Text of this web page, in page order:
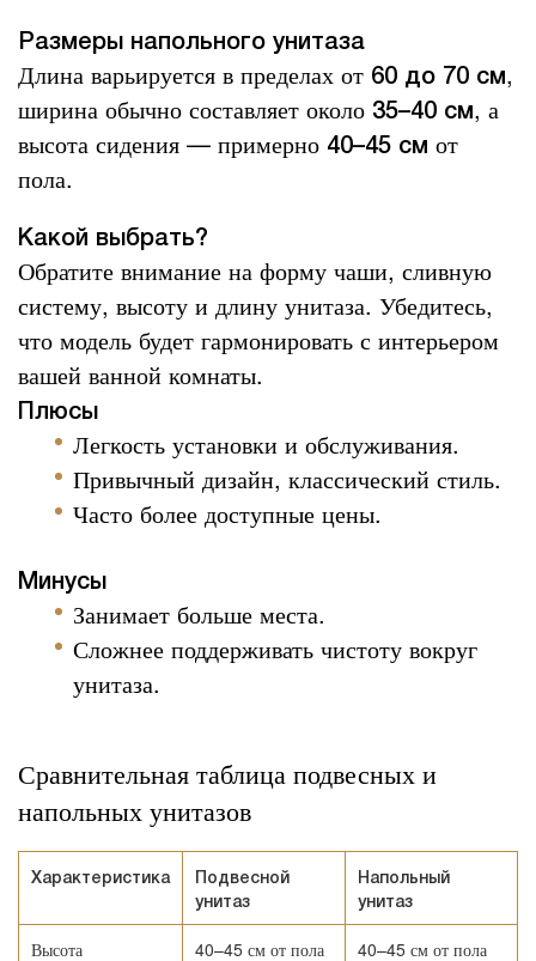
Размеры напольного унитаза
Длина варьируется в пределах от 60 до 70 см,
ширина обычно составляет около 35–40 см, а
высота сидения — примерно 40–45 см от
пола.
Какой выбрать?
Обратите внимание на форму чаши, сливную
систему, высоту и длину унитаза. Убедитесь,
что модель будет гармонировать с интерьером
вашей ванной комнаты.
Плюсы
Легкость установки и обслуживания.
Привычный дизайн, классический стиль.
Часто более доступные цены.
Минусы
Занимает больше места.
Сложнее поддерживать чистоту вокруг
унитаза.
Сравнительная таблица подвесных и
напольных унитазов
Характеристика
Подвесной
унитаз
Напольный
унитаз
Высота 40–45 см от пола 40–45 см от пола